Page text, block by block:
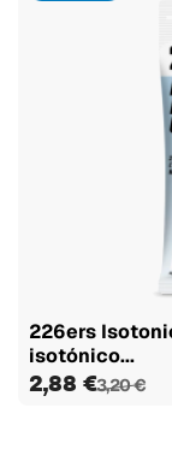
226ers
isotónico...
2,88 €3,20 €